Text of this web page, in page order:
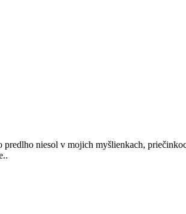
predlho niesol v mojich myšlienkach,